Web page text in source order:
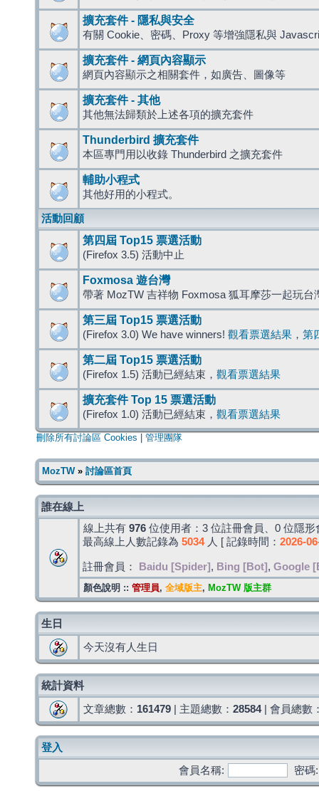
擴充套件 - 隱私與安全
有關 Cookie、密碼、Proxy 等增強隱私與
擴充套件 - 網頁內容顯示
網頁內容顯示之相關套件，如廣告、圖像等
擴充套件 - 其他
其他無法歸類於上述各項的擴充套件
Thunderbird 擴充套件
本區專門用以收錄 Thunderbird 之擴充套件
輔助小程式
其他好用的小程式。
活動回顧
第四屆 Top15 票選活動
(Firefox 3.5) 活動中止
Foxmosa 遊台灣
帶著 MozTW 吉祥物 Foxmosa 狐耳摩莎一起玩台
第三屆 Top15 票選活動
(Firefox 3.0) We have winners! 觀看票選結果 ， 第
第二屆 Top15 票選活動
(Firefox 1.5) 活動已經結束， 觀看票選結果
擴充套件 Top 15 票選活動
(Firefox 1.0) 活動已經結束， 觀看票選結果
刪除所有討論區 Cookies 管理團隊
MozTW» 討論區首頁
誰在線上
線上共有 976 位使用者：3 位註冊會員、0 位隱
最高線上人數記錄為 5034人 [ 記錄時間： 2026-
註冊會員： Baidu [Spider] , Bing [Bot] , Google
顏色說明 :: 管理員, 全域版主, MozTW 版主群
生日
今天沒有人生日
統計資料
文章總數： 161479 | 主題總數： 28584| 會員總數
登入
會員名稱:
密碼: